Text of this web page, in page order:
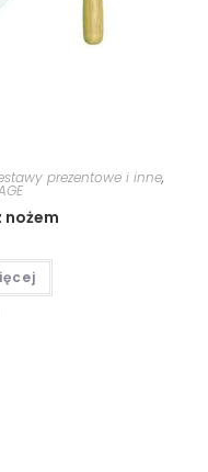
prezentowe i inne,
nożem